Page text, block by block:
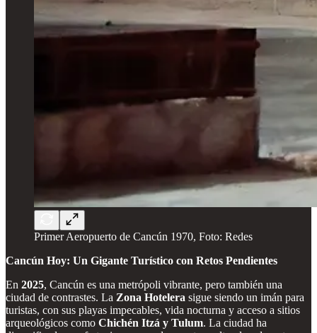
Primer Aeropuerto de Cancún 1970, Foto: Redes
Cancún Hoy: Un Gigante Turístico con Retos Pendientes
En 2025, Cancún es una metrópoli vibrante, pero también una
ciudad de contrastes. La Zona Hotelera sigue siendo un imán para
turistas, con sus playas impecables, vida nocturna y acceso a sitios
arqueológicos como Chichén Itzá y Tulum. La ciudad ha